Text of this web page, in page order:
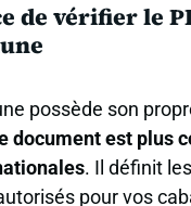
de vérifier le
possède son
document est plus
. Il définit
pour vos